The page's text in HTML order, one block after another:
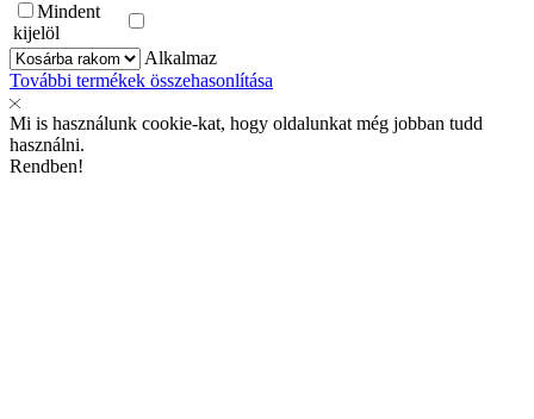
Mindent
kijelöl
Alkalmaz
További termékek összehasonlítása
Mi is használunk cookie-kat, hogy oldalunkat még jobban tudd
használni.
Rendben!